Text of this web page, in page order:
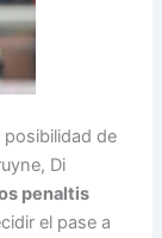
posibilidad de
Di
penaltis
el pase a